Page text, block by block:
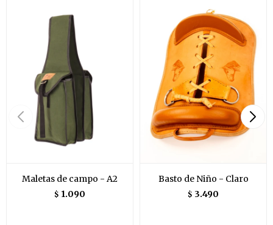
Maletas de campo - A2
$ 1.090
Basto de Niño - Claro
$ 3.490